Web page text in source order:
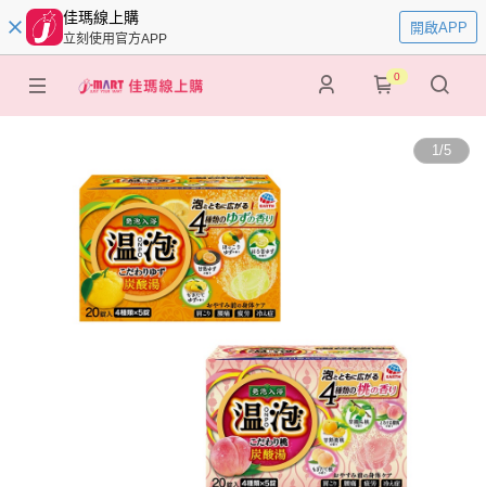
佳瑪線上購
立刻使用官方APP
開啟APP
0
1/5